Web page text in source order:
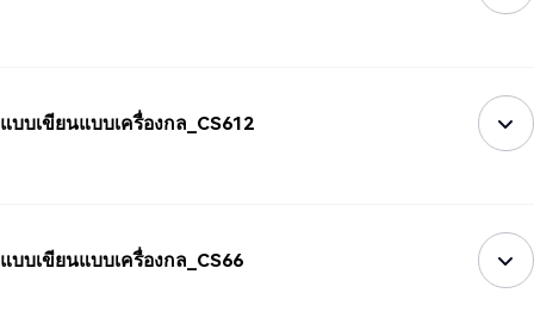
แบบเขียนแบบเครื่องกล_CS612
แบบเขียนแบบเครื่องกล_CS66